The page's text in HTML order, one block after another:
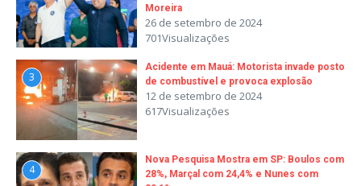
Moreira
26 de setembro de 2024
701Visualizações
3
Acidente em Mauá: Motorista invade posto
de combustível e provoca explosão
12 de setembro de 2024
617Visualizações
4
Nova Pesquisa Mostra em SP: Boulos com
28%, Marçal com 24,4% e Nunes com